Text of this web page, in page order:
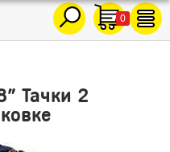
0
Тачки 2